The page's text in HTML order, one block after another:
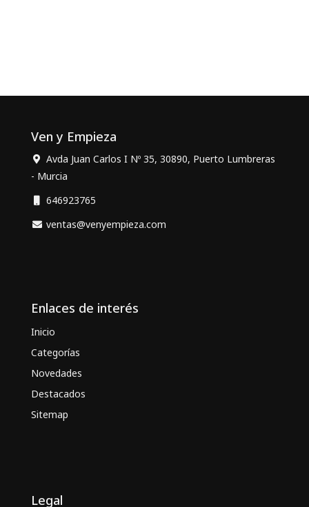
Ven y Empieza
Avda Juan Carlos I Nº 35, 30890, Puerto Lumbreras
- Murcia
646923765
ventas@venyempieza.com
Enlaces de interés
Inicio
Categorías
Novedades
Destacados
Sitemap
Legal